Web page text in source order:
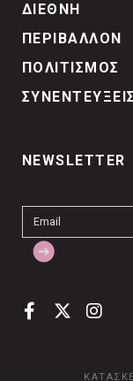
ΔΙΕΘΝΗ
ΠΕΡΙΒΑΛΛΟΝ
ΠΟΛΙΤΙΣΜΟΣ
ΣΥΝΕΝΤΕΥΞΕΙΣ
NEWSLETTER